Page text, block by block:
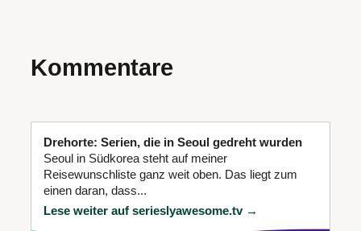
Kommentare
Drehorte: Serien, die in Seoul gedreht wurden
Seoul in Südkorea steht auf meiner
Reisewunschliste ganz weit oben. Das liegt zum
einen daran, dass...
Lese weiter auf serieslyawesome.tv →